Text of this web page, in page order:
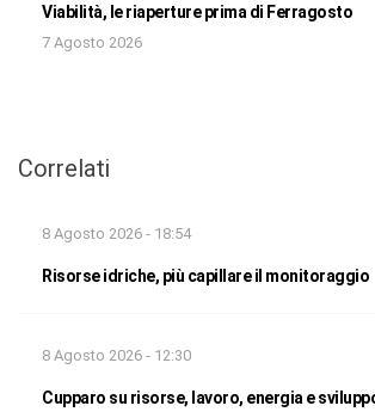
Viabilità, le riaperture prima di Ferragosto
7 Agosto 2026
Correlati
8 Agosto 2026 - 18:54
Risorse idriche, più capillare il monitoraggio
8 Agosto 2026 - 12:30
Cupparo su risorse, lavoro, energia e